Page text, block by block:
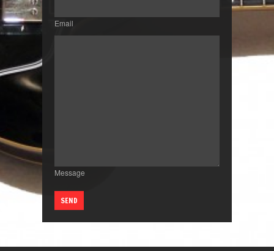
Email
Message